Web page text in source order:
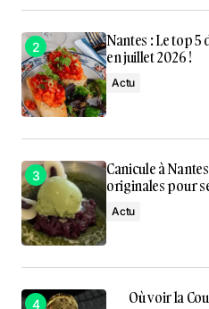
Nantes : Le top 5
en juillet 2026 !
Actu
Canicule à
originales pour
Actu
Où voir la